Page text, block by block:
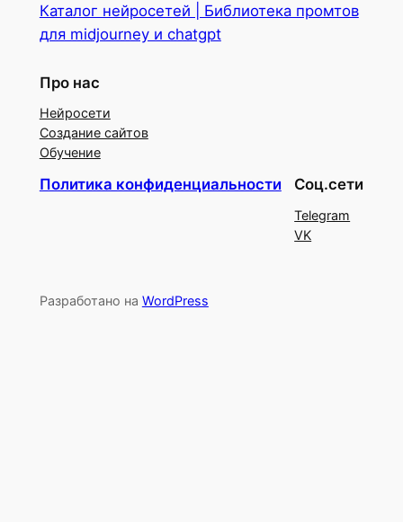
Каталог нейросетей | Библиотека промтов
для midjourney и chatgpt
Про нас
Нейросети
Создание сайтов
Обучение
Политика конфиденциальности Соц.сети
Telegram
VK
Разработано на WordPress